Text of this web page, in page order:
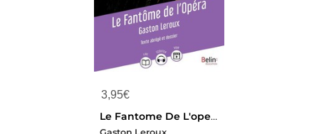
3,95€
Le Fantome De L'opera